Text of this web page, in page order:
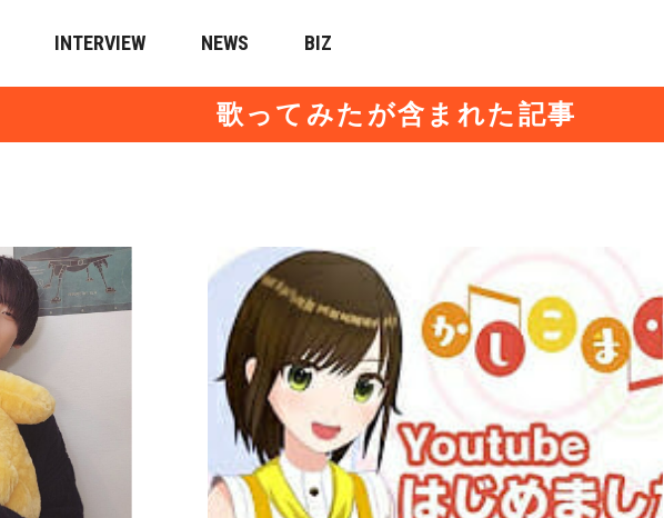
INTERVIEW NEWS BIZ
歌ってみたが含まれた記事